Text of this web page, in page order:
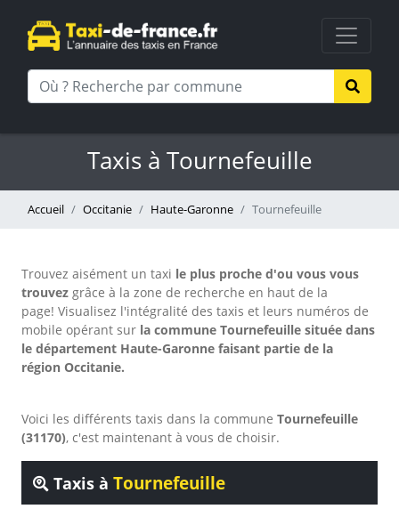
Taxis à Tournefeuille
Accueil Occitanie Haute-Garonne Tournefeuille
Trouvez aisément un taxi le plus proche d'ou vous vous
trouvez grâce à la zone de recherche en haut de la
page! Visualisez l'intégralité des taxis et leurs numéros de
mobile opérant sur la commune Tournefeuille située dans
le département Haute-Garonne faisant partie de la
région Occitanie.
Voici les différents taxis dans la commune Tournefeuille
(31170), c'est maintenant à vous de choisir.
Taxis à Tournefeuille